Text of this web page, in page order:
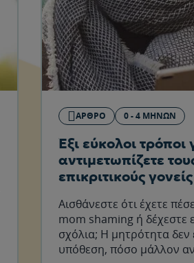
ΆΡΘΡΟ 0 - 4 ΜΗΝΏΝ
Έξι εύκολοι τρόποι
αντιμετωπίζετε
επικριτικούς γονείς
Αισθάνεστε ότι έχετε
mom shaming ή δέχεστε
σχόλια; Η μητρότητα δεν
υπόθεση, πόσο μάλλον